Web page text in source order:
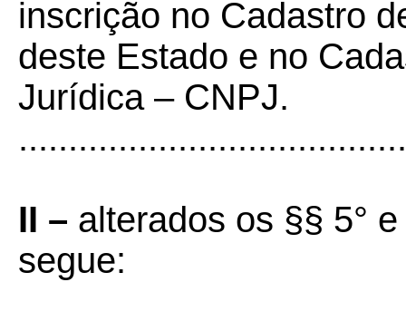
inscrição no Cadastro
deste Estado e no
Jurídica – CNPJ.
II – alterados os §§ 5°
segue: